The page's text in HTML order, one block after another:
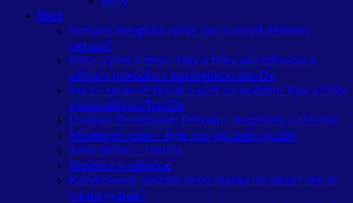
Blog
Sezónní alergická rýma: jak si ulevit přírodní
cestou?
Péče o pleť v zimě: Tipy a triky pro zdravou a
zářivou pokožku s kosmetikou tianDe
Jak se správně starat o pleť na podzim: Tipy a triky
s kosmetikou TianDe
Domácí Deodorant: Přírodní, Bezpečný a Účinný
Micelární voda – fígle pro její další využití
Jarní detox s TianDe
Novinky v nabídce
Kondicionér, balzám nebo maska na vlasy? Jak se
v tom vyznat?